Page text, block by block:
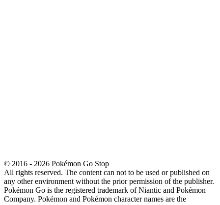
© 2016 - 2026 Pokémon Go Stop
All rights reserved. The content can not to be used or published on
any other environment without the prior permission of the publisher.
Pokémon Go is the registered trademark of Niantic and Pokémon
Company. Pokémon and Pokémon character names are the